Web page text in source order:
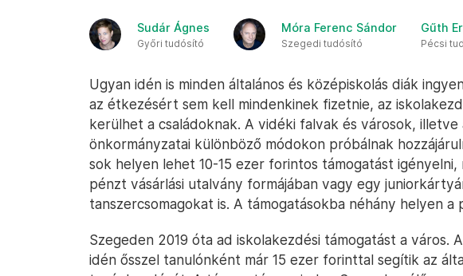
Sudár Ágnes
Győri tudósító
Móra Ferenc Sándor
Szegedi tudósító
Gűth
Pécsi
Ugyan idén is minden általános és középiskolás diák
az étkezésért sem kell mindenkinek fizetnie, az
kerülhet a családoknak. A vidéki falvak és városok,
önkormányzatai különböző módokon próbálnak
sok helyen lehet 10-15 ezer forintos támogatást igényelni,
pénzt vásárlási utalvány formájában vagy egy
tanszercsomagokat is. A támogatásokba néhány helyen a
Szegeden 2019 óta ad iskolakezdési támogatást a város.
idén ősszel tanulónként már 15 ezer forinttal segítik az